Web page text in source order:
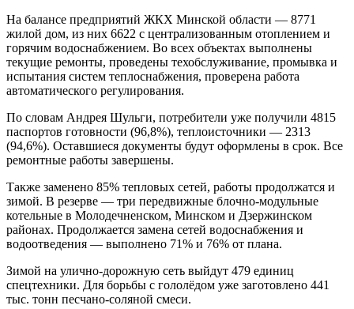
На балансе предприятий ЖКХ Минской области — 8771
жилой дом, из них 6622 с централизованным отоплением и
горячим водоснабжением. Во всех объектах выполнены
текущие ремонты, проведены техобслуживание, промывка и
испытания систем теплоснабжения, проверена работа
автоматического регулирования.
По словам Андрея Шульги, потребители уже получили 4815
паспортов готовности (96,8%), теплоисточники — 2313
(94,6%). Оставшиеся документы будут оформлены в срок. Все
ремонтные работы завершены.
Также заменено 85% тепловых сетей, работы продолжатся и
зимой. В резерве — три передвижные блочно-модульные
котельные в Молодечненском, Минском и Дзержинском
районах. Продолжается замена сетей водоснабжения и
водоотведения — выполнено 71% и 76% от плана.
Зимой на улично-дорожную сеть выйдут 479 единиц
спецтехники. Для борьбы с гололёдом уже заготовлено 441
тыс. тонн песчано-соляной смеси.